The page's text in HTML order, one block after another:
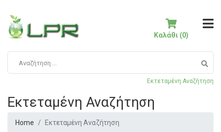
Εκτεταμένη Αναζήτηση
Καλάθι (0)
Εκτεταμένη Αναζήτηση
Home Εκτεταμένη Αναζήτηση